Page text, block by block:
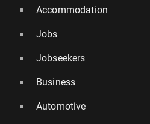
Accommodation
Jobs
Jobseekers
Business
Automotive